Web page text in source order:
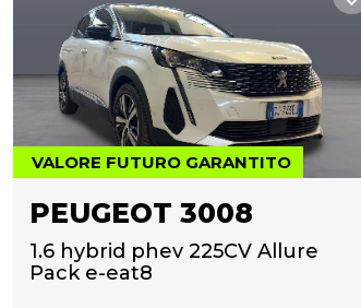
VALORE FUTURO GARANTITO
PEUGEOT 3008
1.6 hybrid phev 225CV Allure
Pack e-eat8